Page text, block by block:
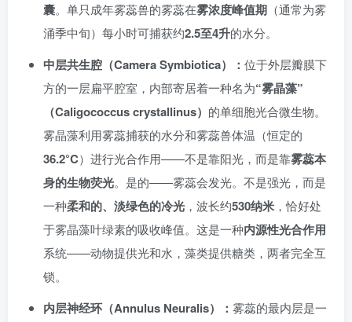
囊。单只成年雾蕊兽的雾蕊在雾浓度峰值期 （通常为雾
涌季中旬）每小时可捕获约2.5至4升的水分。
中层共生腔（Camera Symbiotica）： 位于外层瓣膜下
方的一层扁平腔室，内部寄居着一种名为“雾晶藻”
（Caligococcus crystallinus） 的单细胞光合微生物。
雾晶藻利用雾蕊捕获的水分和雾蕊兽体温（恒定的
36.2°C）进行光合作用——不是靠阳光，而是靠雾蕊本
身的生物荧光。是的——雾蕊会发光。不是强光，而是
一种柔和的、淡绿色的冷光 ，波长约530纳米 ，恰好处
于雾晶藻叶绿素的吸收峰值。这是一种内源性光合作用
系统——动物提供光和水，藻类提供糖类，两者完全互
锁。
内层神经环（Annulus Neuralis）： 雾蕊的最内层是一